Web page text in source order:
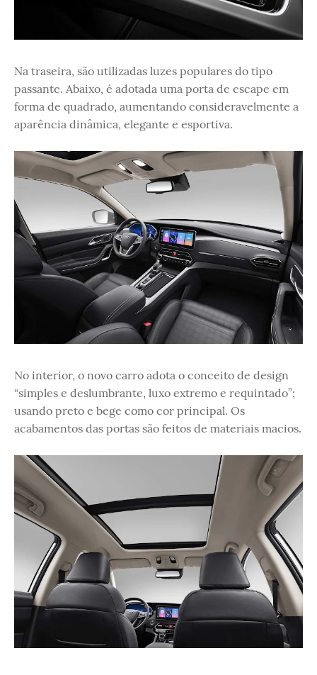
Na traseira, são utilizadas luzes populares do tipo
passante. Abaixo, é adotada uma porta de escape em
forma de quadrado, aumentando consideravelmente a
aparência dinâmica, elegante e esportiva.
No interior, o novo carro adota o conceito de design
“simples e deslumbrante, luxo extremo e requintado”;
usando preto e bege como cor principal. Os
acabamentos das portas são feitos de materiais macios.